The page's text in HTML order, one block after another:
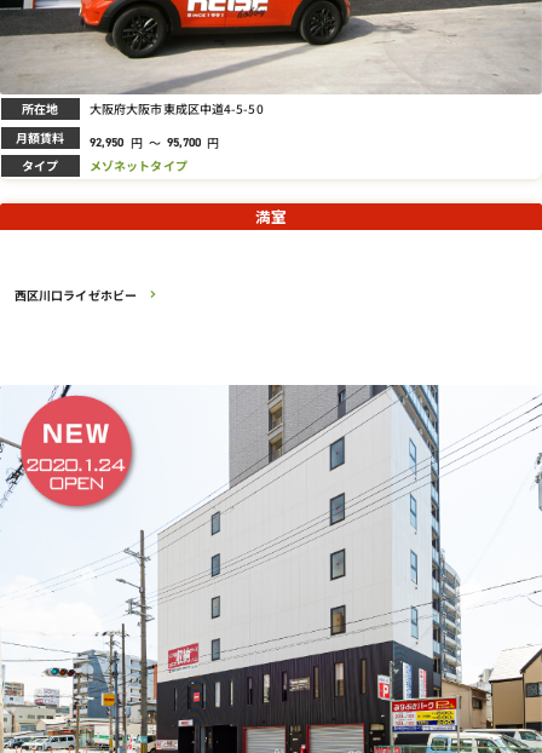
所在地 大阪府大阪市東成区中道4-5-50
月額賃料 92,950 円 ～ 95,700 円
タイプ メゾネットタイプ
西区川口ライゼホビー
満室